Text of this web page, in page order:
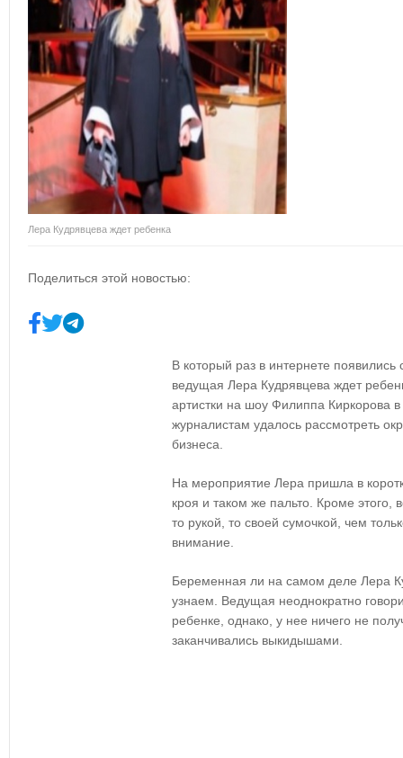
Лера Кудрявцева ждет ребенка
Поделиться этой новостью:
В который раз в интернете
ведущая Лера Кудрявцева ждет
артистки на шоу Филиппа Киркорова
журналистам удалось рассмотреть
бизнеса.
На мероприятие Лера пришла в
кроя и таком же пальто. Кроме
то рукой, то своей сумочкой, чем
внимание.
Беременная ли на самом деле Лера
узнаем. Ведущая неоднократно
ребенке, однако, у нее ничего не
заканчивались выкидышами.